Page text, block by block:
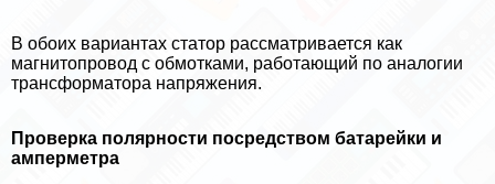
В обоих вариантах статор рассматривается как
магнитопровод с обмотками, работающий по аналогии
трaнcформатора напряжения.
Проверка полярности посредством батарейки и
амперметра